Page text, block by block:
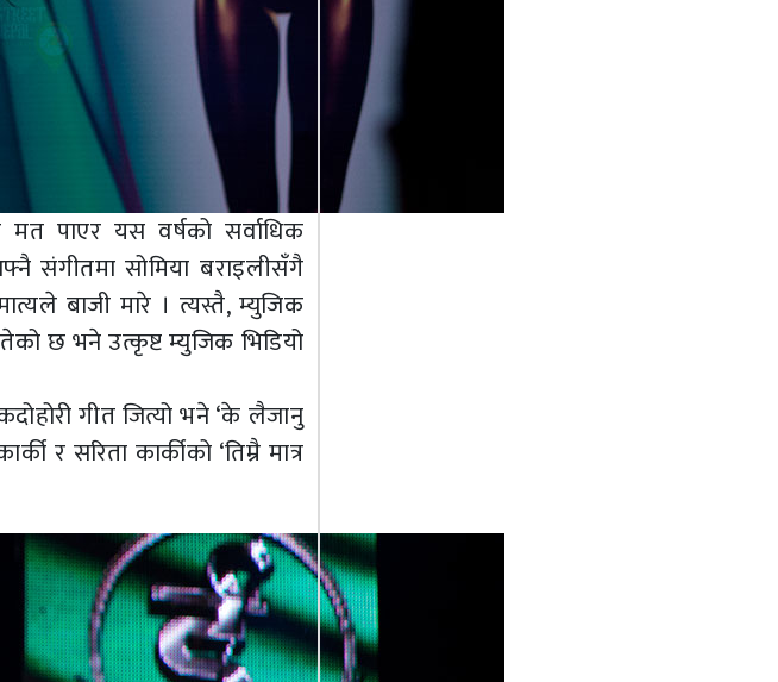
मत पाएर यस वर्षको सर्वाधिक
संगीतमा सोमिया बराइलीसँगै
बाजी मारे । त्यस्तै, म्युजिक
छ भने उत्कृष्ट म्युजिक भिडियो
गीत जित्यो भने ‘के लैजानु
र सरिता कार्कीको ‘तिम्रै मात्र